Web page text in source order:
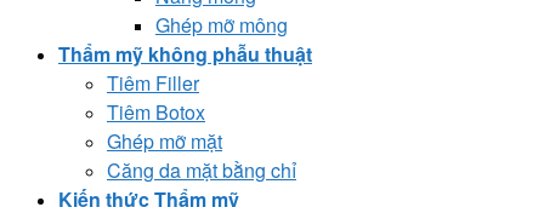
Ghép mỡ mông
Thẩm mỹ không phẫu thuật
Tiêm Filler
Tiêm Botox
Ghép mỡ mặt
Căng da mặt bằng chỉ
Kiến thức Thẩm mỹ